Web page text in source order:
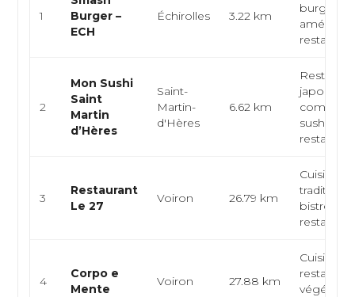
1
Burger –
ECH
Échirolles 3.22 km
burger,
2
Mon Sushi
Saint
Martin
d’Hères
Saint-
Martin-
d'Hères
6.62 km
japonais,
comptoir
sushi,
3
Restaurant
Le 27
Voiron 26.79 km
Cuisine
bistrot,
4
Corpo e
Mente
Voiron 27.88 km
Cuisine